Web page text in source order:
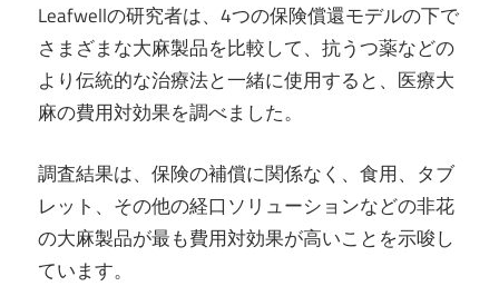
Leafwellの研究者は、4つの保険償還モデルの下で
さまざまな大麻製品を比較して、抗うつ薬などの
より伝統的な治療法と一緒に使用すると、医療大
麻の費用対効果を調べました。
調査結果は、保険の補償に関係なく、食用、タブ
レット、その他の経口ソリューションなどの非花
の大麻製品が最も費用対効果が高いことを示唆し
ています。